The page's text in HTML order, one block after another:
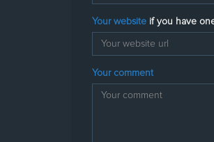
Your website if you have
Your comment